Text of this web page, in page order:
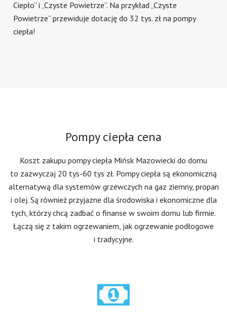
Ciepło” i „Czyste Powietrze”. Na przykład „Czyste
Powietrze” przewiduje dotację do 32 tys. zł na pompy
ciepła!
Pompy ciepła cena
Koszt zakupu pompy ciepła Mińsk Mazowiecki do domu
to zazwyczaj 20 tys-60 tys zł. Pompy ciepła są ekonomiczną
alternatywą dla systemów grzewczych na gaz ziemny, propan
i olej. Są również przyjazne dla środowiska i ekonomiczne dla
tych, którzy chcą zadbać o finanse w swoim domu lub firmie.
Łączą się z takim ogrzewaniem, jak ogrzewanie podłogowe
i tradycyjne.